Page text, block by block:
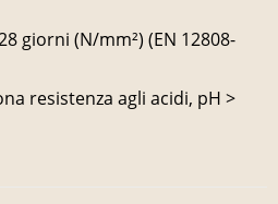
giorni (N/mm²) (EN 12808-
resistenza agli acidi, pH >